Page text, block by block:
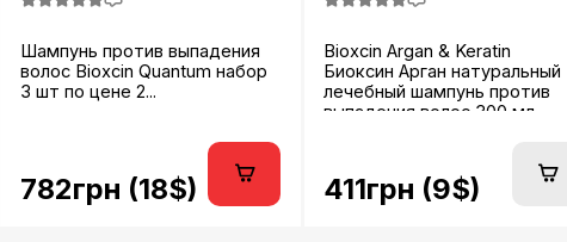
Шампунь против выпадения
волос Bioxcin Quantum набор
3 шт по цене 2...
782грн (18$)
Bioxcin Argan & Keratin
Биоксин Арган натуральный
лечебный шампунь против
выпадения волос 300 мл
411грн (9$)